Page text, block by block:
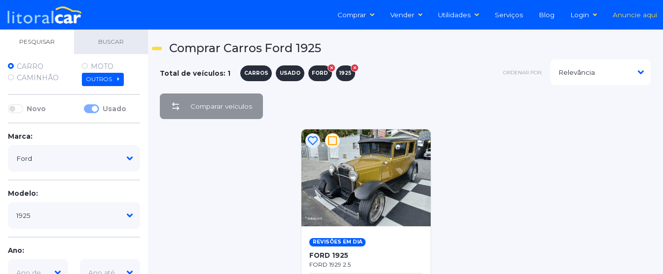
Comprar Vender Utilidades Serviços Blog Login Anuncie aqui
PESQUISAR BUSCAR
CARRO
MOTO
CAMINHÃO
OUTROS
Novo Usado
Marca:
Modelo:
Ano:
Comprar Carros Ford 1925
Total de veículos: 1 CARROS USADO FORD 1925 ORDENAR POR:
Comparar veículos
REVISÕES EM DIA
FORD 1925
FORD 1929 2.5